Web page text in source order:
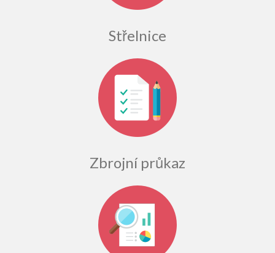
Střelnice
Zbrojní průkaz